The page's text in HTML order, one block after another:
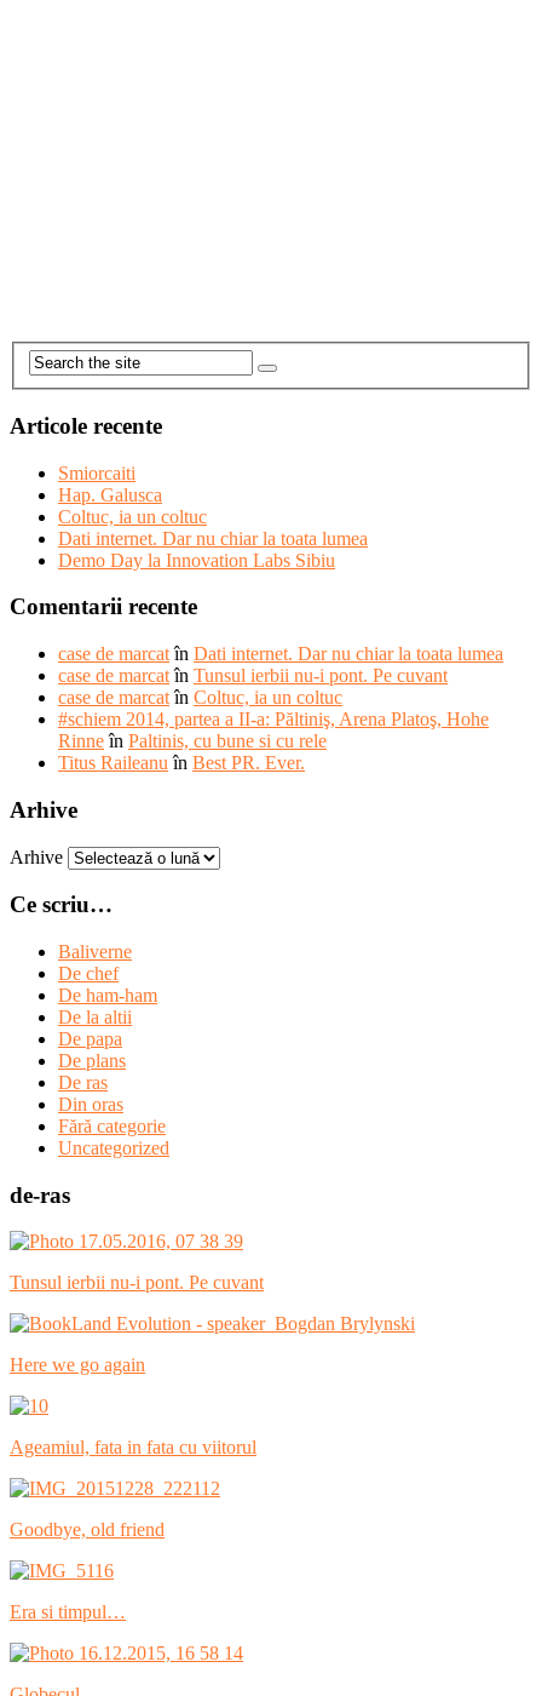
Articole recente
Smiorcaiti
Hap. Galusca
Coltuc, ia un coltuc
Dati internet. Dar nu chiar la toata lumea
Demo Day la Innovation Labs Sibiu
Comentarii recente
case de marcatîn Dati internet. Dar nu chiar la toata lumea
case de marcatîn Tunsul ierbii nu-i pont. Pe cuvant
case de marcatîn Coltuc, ia un coltuc
#schiem 2014, partea a II-a: Păltiniş, Arena Platoş, Hohe
Rinneîn Paltinis, cu bune si cu rele
Titus Raileanu în Best PR. Ever.
Arhive
Arhive
Ce scriu…
Baliverne
De chef
De ham-ham
De la altii
De papa
De plans
De ras
Din oras
Fără categorie
Uncategorized
de-ras
Tunsul ierbii nu-i pont. Pe cuvant
Here we go again
Ageamiul, fata in fata cu viitorul
Goodbye, old friend
Era si timpul…